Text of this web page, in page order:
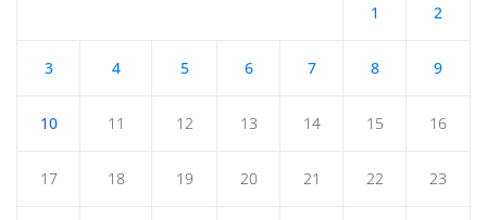
1 2
3 4 5 6 7 8 9
10 11 12 13 14 15 16
17 18 19 20 21 22 23